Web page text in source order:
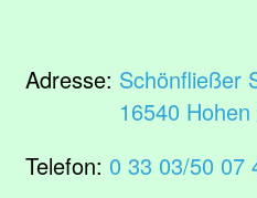
Adresse: Schönfließer
16540
Telefon: 0 33 03/50 07